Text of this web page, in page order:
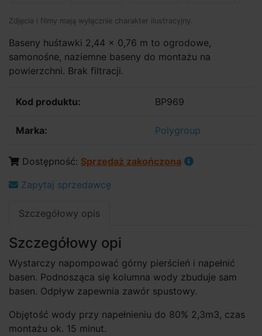
Zdjęcia i filmy mają wyłącznie charakter ilustracyjny.
Baseny huśtawki 2,44 x 0,76 m to ogrodowe,
samonośne, naziemne baseny do montażu na
powierzchni. Brak filtracji.
Kod produktu: BP969
Marka: Polygroup
Dostępność: Sprzedaż zakończona
Zapytaj sprzedawcę
Szczegółowy opis
Szczegółowy opi
Wystarczy napompować górny pierścień i napełnić
basen. Podnosząca się kolumna wody zbuduje sam
basen. Odpływ zapewnia zawór spustowy.
Objętość wody przy napełnieniu do 80% 2,3m3, czas
montażu ok. 15 minut.